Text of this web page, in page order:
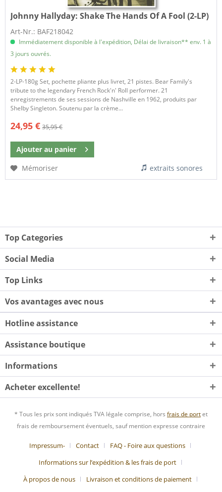
Johnny Hallyday:Shake The Hands Of A Fool (2-LP)
Art-Nr.: BAF218042
Immédiatement disponible à l'expédition, Délai de livraison** env. 1 à
3 jours ouvrés.
2-LP-180g Set, pochette pliante plus livret, 21 pistes. Bear Family's
tribute to the legendary French Rock'n' Roll performer. 21
enregistrements de ses sessions de Nashville en 1962, produits par
Shelby Singleton. Soutenu par la crème...
24,95 € 35,95 €
Ajouter au panier
Mémoriser
extraits sonores
Top Categories
Social Media
Top Links
Vos avantages avec nous
Hotline assistance
Assistance boutique
Informations
Acheter excellente!
* Tous les prix sont indiqués TVA légale comprise, hors frais de portet
frais de remboursement éventuels, sauf mention expresse contraire
Impressum- Contact
FAQ - Foire aux questions
Informations sur l’expédition & les frais de port
À propos de nous
Livraison et conditions de paiement